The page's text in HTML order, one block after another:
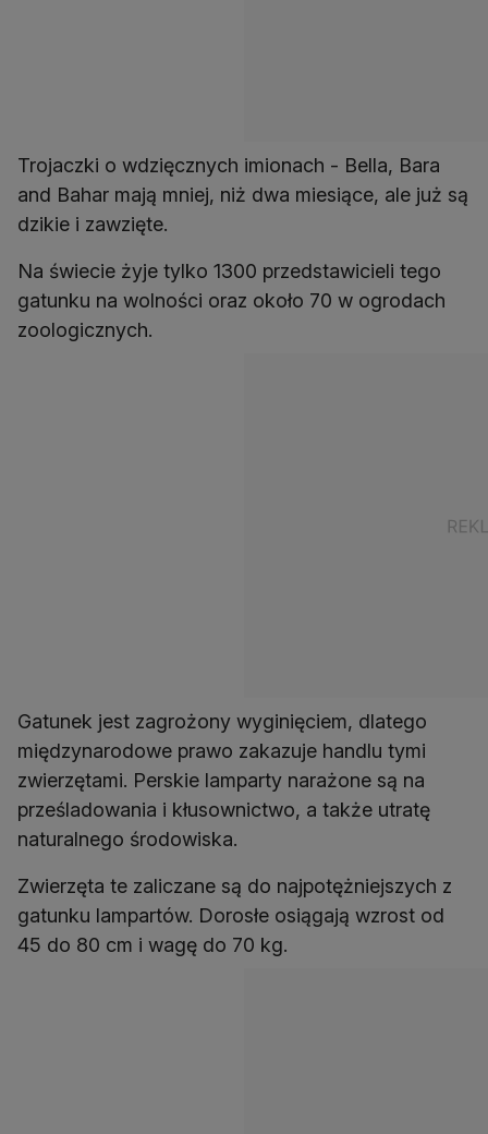
Trojaczki o wdzięcznych imionach - Bella, Bara
and Bahar mają mniej, niż dwa miesiące, ale już są
dzikie i zawzięte.
Na świecie żyje tylko 1300 przedstawicieli tego
gatunku na wolności oraz około 70 w ogrodach
zoologicznych.
Gatunek jest zagrożony wyginięciem, dlatego
międzynarodowe prawo zakazuje handlu tymi
zwierzętami. Perskie lamparty narażone są na
prześladowania i kłusownictwo, a także utratę
naturalnego środowiska.
Zwierzęta te zaliczane są do najpotężniejszych z
gatunku lampartów. Dorosłe osiągają wzrost od
45 do 80 cm i wagę do 70 kg.